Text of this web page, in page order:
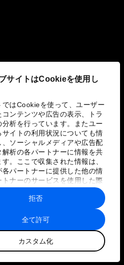
サイトはCookieを使用し
ではCookieを使って、ユーザー
コンテンツや広告の表示、トラ
分析を行っています。またユー
サイトの利用状況についても情
、ソーシャルメディアや広告配
解析の各パートナーに情報を共
。ここで収集された情報は、
各パートナーに提供した他の情
トナーのサービスを使用した際
た情報と組み合わされ、各パー
て使用されることがありま
全て許可
カスタム化
拒否
組み
リシーと利用規約
トマップ
界経済フォーラム